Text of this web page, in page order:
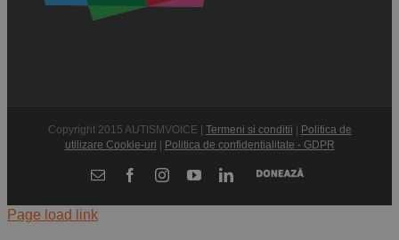
Copyright 2015 AUTISMVOICE | Termeni si conditii | Politica de
utilizare Cookie-uri | Politica de confidentialitate - GDPR
E-
FacebookInstagramYouTubeLinkedIn
Donează
Page load link